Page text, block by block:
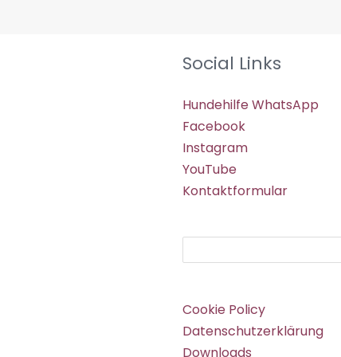
Social Links
Hundehilfe WhatsApp
Facebook
Instagram
YouTube
Kontaktformular
Cookie Policy
Datenschutzerklärung
Downloads